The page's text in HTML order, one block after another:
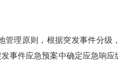
原则，根据突发事件分级
事件应急预案中确定应急响